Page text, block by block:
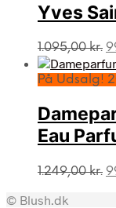
Yves
1.095,00kr.
På Udsalg!
Eau
1.249,00kr.
© Blush.dk